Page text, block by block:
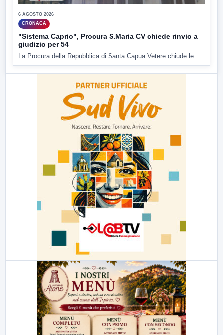
6 AGOSTO 2026
CRONACA
"Sistema Caprio", Procura S.Maria CV chiede rinvio a
giudizio per 54
La Procura della Repubblica di Santa Capua Vetere chiude le...